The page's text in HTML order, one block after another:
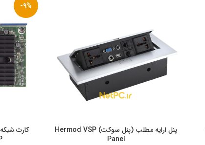
پنل ارایه مطلب (پنل سوکت) Hermod VSP
Panel
-9%